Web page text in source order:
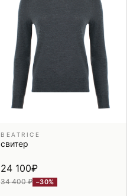
BEATRICE
свитер
24 100₽
34 400 ₽ −30%